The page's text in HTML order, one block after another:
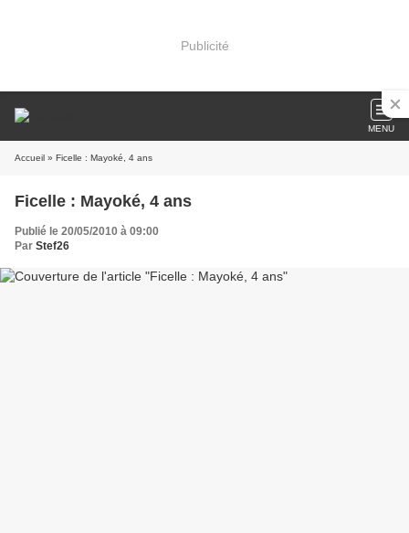
Publicité
MENU
Accueil » Ficelle : Mayoké, 4 ans
Ficelle : Mayoké, 4 ans
Publié le 20/05/2010 à 09:00
Par Stef26